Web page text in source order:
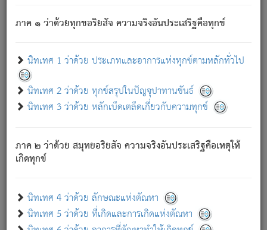
ภาค ๑ ว่าด้วยทุกขอริยสัจ ความจริงอันประเสริฐคือทุกข์
นิทเทศ 1 ว่าด้วย ประเภทและอาการแห่งทุกข์ตามหลักทั่วไป
นิทเทศ 2 ว่าด้วย ทุกข์สรุปในปัญจุปาทานขันธ์
นิทเทศ 3 ว่าด้วย หลักเบ็ดเตล็ดเกี่ยวกับความทุกข์
ภาค ๒ ว่าด้วย สมุทยอริยสัจ ความจริงอันประเสริฐคือเหตุให้
เกิดทุกข์
นิทเทศ 4 ว่าด้วย ลักษณะแห่งตัณหา
นิทเทศ 5 ว่าด้วย ที่เกิดและการเกิดแห่งตัณหา
ภพ ว่ามีได้เพราะวิภพ[2]: เรากล่าวว่า สมณะหรือพราหมณ์ทั้ง
ปวงนั้น ก็ยังสลัดภพออกไปไม่ได้.
ก็ทุกข์นี้มีขึ้น เพราะอาศัยซึ่งอุปธิทั้งปวง.
เพราะความสิ้นไปแห่งอุปาทานทั้งปวง ความเกิดขึ้นแห่ง
ทุกข์จึงไม่มี.
ท่านจงดูโลกนี้เถิด (จะเห็นว่า) สัตว์ทั้งหลายอันอวิชาหนา
แน่นบังหนาแล้ว; และว่า สัตว์ผู้ยินดีในภพอันเป็นแล้วนั้น ย่อม
อันเป็นไปในที่หรือเวลาทั้งปวง[3]เพื่อความมีแห่งประโยชน์โดย
ประการทั้งปวง; ภพทั้งหลายทั้งหมดนั้น ไม่เที่ยง เป็นทุกข์ มี
ความแปรปรวนเป็นธรรมดา.
อย่างนี้อยู่; เขาย่อมละภวตัณหาได้ และไม่เพลิดเพลินวิภวตัณหา
ด้วย.